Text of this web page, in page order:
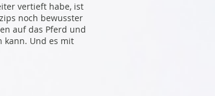
vertieft habe, ist
noch bewusster
auf das Pferd und
kann. Und es mit